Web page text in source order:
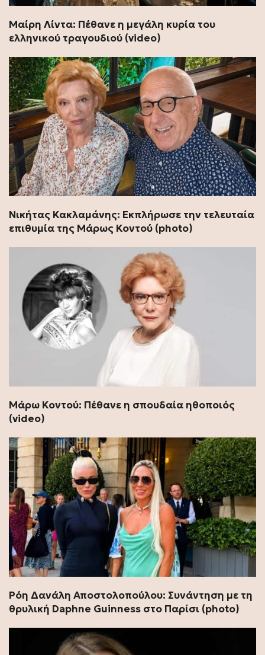
Μαίρη Λίντα: Πέθανε η μεγάλη κυρία του
ελληνικού τραγουδιού (video)
Νικήτας Κακλαμάνης: Εκπλήρωσε την τελευταία
επιθυμία της Μάρως Κοντού (photo)
Μάρω Κοντού: Πέθανε η σπουδαία ηθοποιός
(video)
Ρόη Δανάλη Αποστολοπούλου: Συνάντηση με τη
θρυλική Daphne Guinness στο Παρίσι (photo)